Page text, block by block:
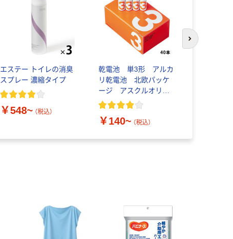
エステー トイレの消臭
スプレー 濃縮タイプ
￥548~ （税込）
乾電池 単3形 アルカ
リ乾電池 北欧パッケ
ージ アスクルオリジ
ナル
￥140~ （税込）
次のスライド